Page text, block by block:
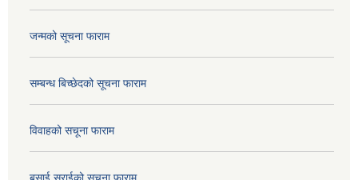
जन्मको सूचना फाराम
सम्बन्ध बिच्छेदको सूचना फाराम
विवाहको सचूना फाराम